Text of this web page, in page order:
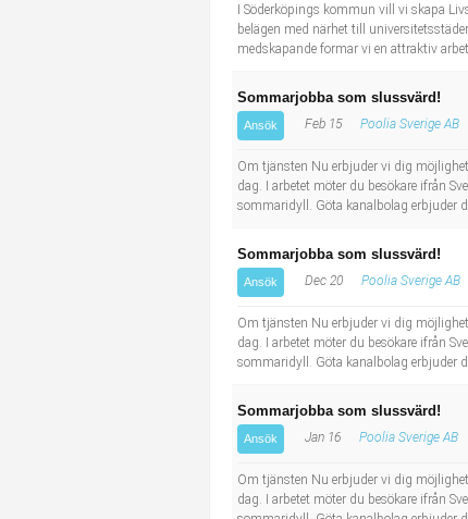
Sanering och renhållning
Informatör/Kommunikatör
Sjuksköterska, grundutbildad
Undersköterska, vård- o specialavd. o mottagning
I Söderköpings kommun vill vi skapa
belägen med närhet till
medskapande formar vi en attraktiv
Sommarjobba som slussvärd!
Ansök Feb 15 Poolia Sverige AB
Om tjänsten Nu erbjuder vi dig
dag. I arbetet möter du besökare ifrån
sommaridyll. Göta kanalbolag erbjuder
Sommarjobba som slussvärd!
Ansök Dec 20 Poolia Sverige AB
Om tjänsten Nu erbjuder vi dig
dag. I arbetet möter du besökare ifrån
sommaridyll. Göta kanalbolag erbjuder
Sommarjobba som slussvärd!
Ansök Jan 16 Poolia Sverige AB
Om tjänsten Nu erbjuder vi dig
dag. I arbetet möter du besökare ifrån